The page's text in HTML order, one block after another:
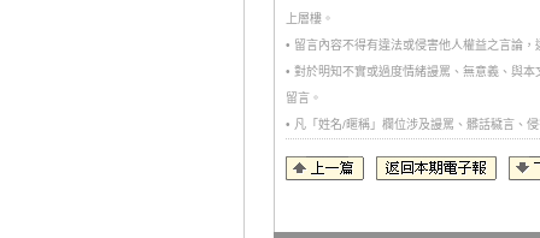
上層樓。
• 留言內容不得有違法或侵害他人權益之言論
• 對於明知不實或過度情緒謾罵、無意義、與
留言。
• 凡「姓名/暱稱」欄位涉及謾罵、髒話穢言、